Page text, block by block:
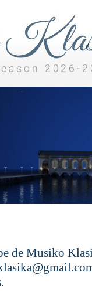
de Musiko